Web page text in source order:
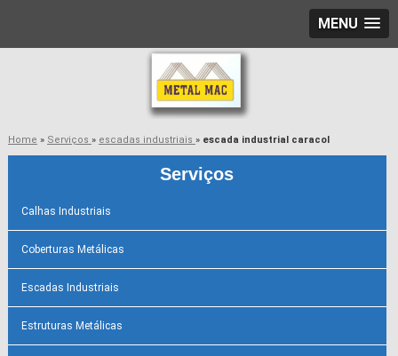
MENU
Home » Serviços » escadas industriais » escada industrial caracol
Serviços
Calhas Industriais
Coberturas Metálicas
Escadas Industriais
Estruturas Metálicas